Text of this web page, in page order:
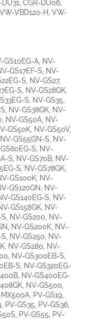
CGR-DU06,
VBD120-H, VW-
GS10EG-A, NV-
GS17EF-S, NV-
S, NV-GS27,
S, NV-GS28GK,
S, NV-GS35,
NV-GS38GK, NV-
NV-GS50A, NV-
GS50K, NV-GS50V,
GS55GN-S, NV-
S, NV-
S, NV-GS70B, NV-
S, NV-GS78GK,
GS100K, NV-
GS120GN, NV-
GS140EG-S, NV-
GS158GK, NV-
NV-GS200, NV-
NV-GS200K, NV-
NV-GS250, NV-
NV-GS280, NV-
NV-GS300EB-S,
S, NV-GS320EG-
NV-GS400EG-
NV-GS500,
PV-GS19,
PV-GS35, PV-GS36,
PV-GS55, PV-